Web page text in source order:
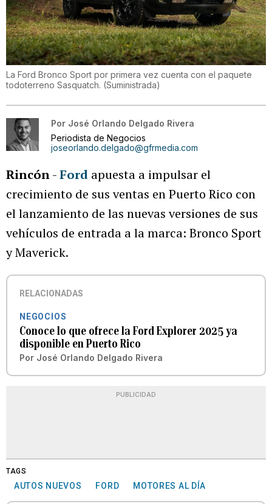
La Ford Bronco Sport por primera vez cuenta con el paquete
todoterreno Sasquatch. (Suministrada)
Por José Orlando Delgado Rivera
Periodista de Negocios
joseorlando.delgado@gfrmedia.com
Rincón-Ford apuesta a impulsar el
crecimiento de sus ventas en Puerto Rico con
el lanzamiento de las nuevas versiones de sus
vehículos de entrada a la marca: Bronco Sport
y Maverick.
RELACIONADAS
NEGOCIOS
Conoce lo que ofrece la Ford Explorer 2025 ya
disponible en Puerto Rico
Por José Orlando Delgado Rivera
PUBLICIDAD
TAGS
AUTOS NUEVOS FORD MOTORES AL DÍA